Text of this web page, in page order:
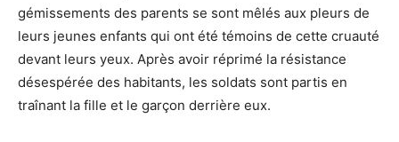
gémissements des parents se sont mêlés aux pleurs de
leurs jeunes enfants qui ont été témoins de cette cruauté
devant leurs yeux. Après avoir réprimé la résistance
désespérée des habitants, les soldats sont partis en
traînant la fille et le garçon derrière eux.